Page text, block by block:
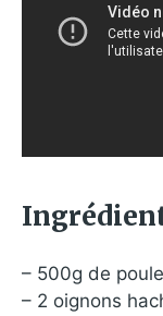
– 500g de
– 2 oignons